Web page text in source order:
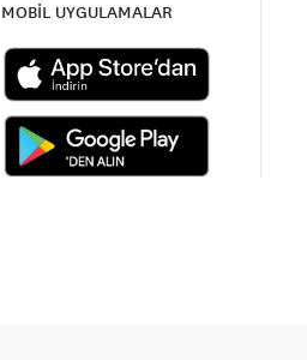
MOBİL UYGULAMALAR